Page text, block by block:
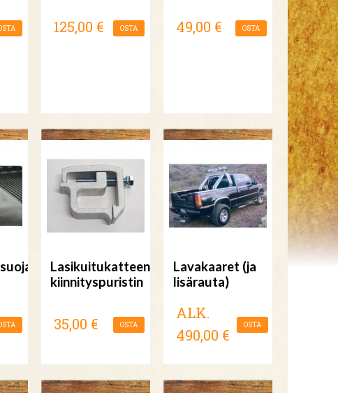
125,00 € OSTA 49,00 € OSTA
Lasikuitukatteen
kiinnityspuristin
35,00 € OSTA
Lavakaaret (ja
lisärauta)
ALK.
490,00 €
OSTA